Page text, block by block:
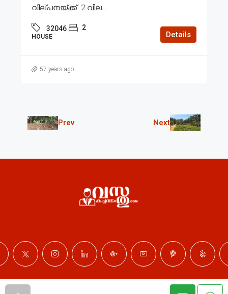
വില്പനയ്ക്ക്. 2.വില...
32046 2
HOUSE Details
57 years ago
Prev Next
© Professional Properties - All rights reserved